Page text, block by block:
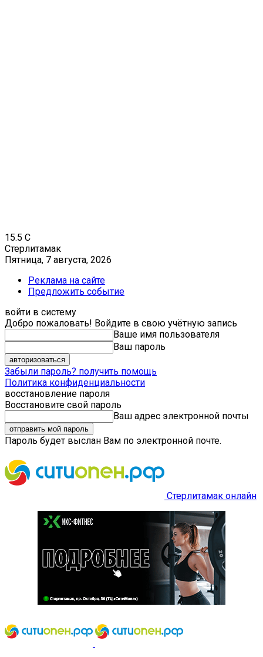
15.5 C
Стерлитамак
Пятница, 7 августа, 2026
Реклама на сайте
Предложить событие
войти в систему
Добро пожаловать! Войдите в свою учётную запись
Ваше имя пользователя
Ваш пароль
Забыли пароль? получить помощь
Политика конфиденциальности
восстановление пароля
Восстановите свой пароль
Ваш адрес электронной почты
Пароль будет выслан Вам по электронной почте.
Стерлитамак онлайн